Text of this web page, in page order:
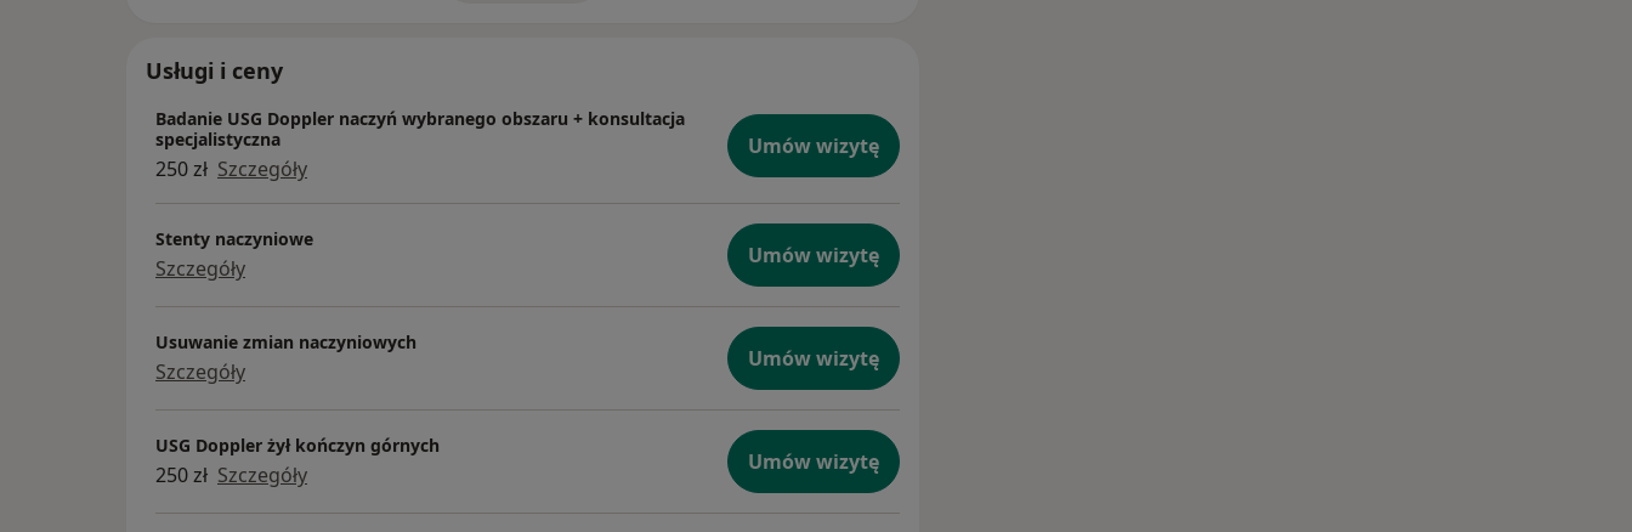
Usługi i ceny
Badanie USG Doppler naczyń wybranego obszaru + konsultacja
specjalistyczna
250 zł Szczegóły
Umów wizytę
Stenty naczyniowe
Szczegóły Umów wizytę
Usuwanie zmian naczyniowych
Szczegóły Umów wizytę
USG Doppler żył kończyn górnych
250 zł Szczegóły Umów wizytę